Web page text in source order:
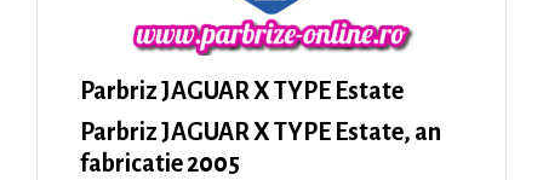
Parbriz JAGUAR X TYPE Estate
Parbriz JAGUAR X TYPE Estate, an
fabricatie 2005